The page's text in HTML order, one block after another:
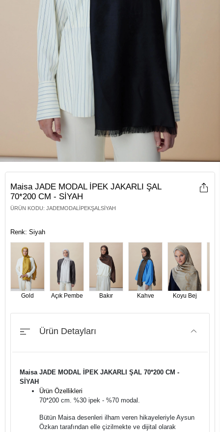
Maisa JADE MODAL İPEK JAKARLI ŞAL
70*200 CM - SİYAH
ÜRÜN KODU: JADEMODALİPEKŞALSIYAH
Renk: Siyah
Gold Açık Pembe Bakır Kahve Koyu Bej
Ürün Detayları
Maisa JADE MODAL İPEK JAKARLI ŞAL 70*200 CM -
SİYAH
Ürün Özellikleri
70*200 cm. %30 ipek - %70 modal.
Bütün Maisa desenleri ilham veren hikayeleriyle Aysun
Özkan tarafından elle çizilmekte ve dijital olarak